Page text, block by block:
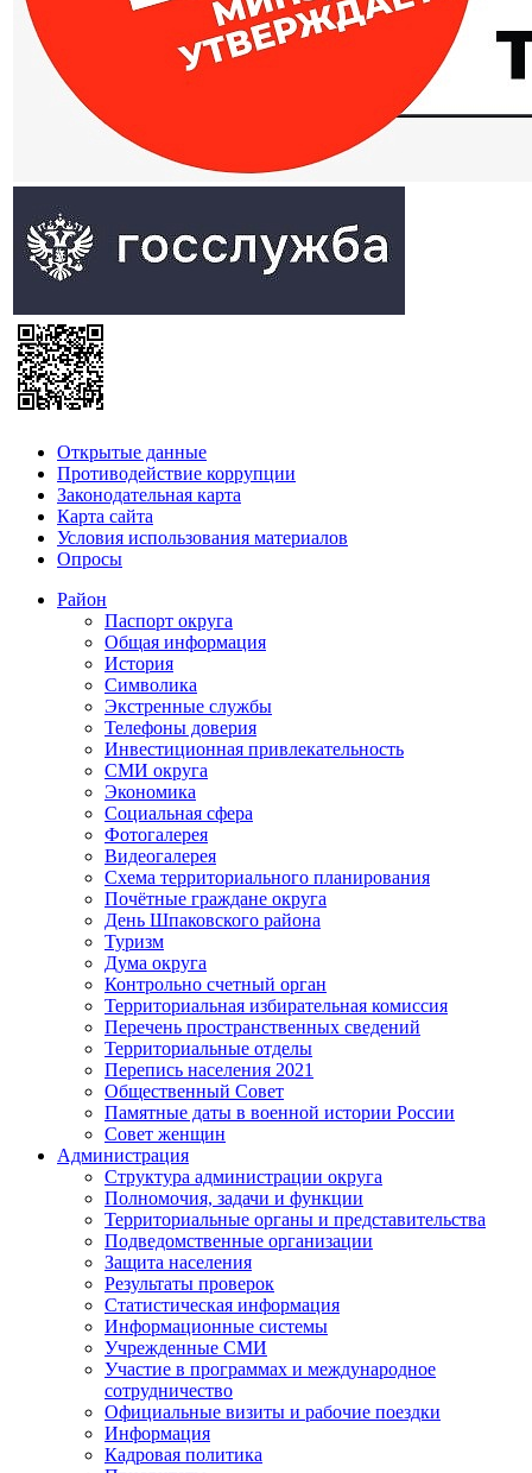
Открытые данные
Противодействие коррупции
Законодательная карта
Карта сайта
Условия использования материалов
Опросы
Район
Паспорт округа
Общая информация
История
Символика
Экстренные службы
Телефоны доверия
Инвестиционная привлекательность
СМИ округа
Экономика
Социальная сфера
Фотогалерея
Видеогалерея
Схема территориального планирования
Почётные граждане округа
День Шпаковского района
Туризм
Дума округа
Контрольно счетный орган
Территориальная избирательная комиссия
Перечень пространственных сведений
Территориальные отделы
Перепись населения 2021
Общественный Совет
Памятные даты в военной истории России
Совет женщин
Администрация
Структура администрации округа
Полномочия, задачи и функции
Территориальные органы и представительства
Подведомственные организации
Защита населения
Результаты проверок
Статистическая информация
Информационные системы
Учрежденные СМИ
Участие в программах и международное
сотрудничество
Официальные визиты и рабочие поездки
Информация
Кадровая политика